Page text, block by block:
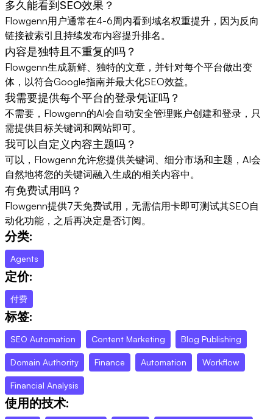
多久能看到SEO效果？
Flowgenn用户通常在4-6周内看到域名权重提升，因为反向
链接被索引且持续发布内容提升排名。
内容是独特且不重复的吗？
Flowgenn生成新鲜、独特的文章，并针对每个平台做出变
体，以符合Google指南并最大化SEO效益。
我需要提供每个平台的登录凭证吗？
不需要，Flowgenn的AI会自动安全管理账户创建和登录，只
需提供目标关键词和网站即可。
我可以自定义内容主题吗？
可以，Flowgenn允许您提供关键词、细分市场和主题，AI会
自然地将您的关键词融入生成的相关内容中。
有免费试用吗？
Flowgenn提供7天免费试用，无需信用卡即可测试其SEO自
动化功能，之后再决定是否订阅。
分类:
Agents
定价:
付费
标签:
SEO Automation Content Marketing Blog Publishing
Domain Authority Finance Automation Workflow
Financial Analysis
使用的技术: